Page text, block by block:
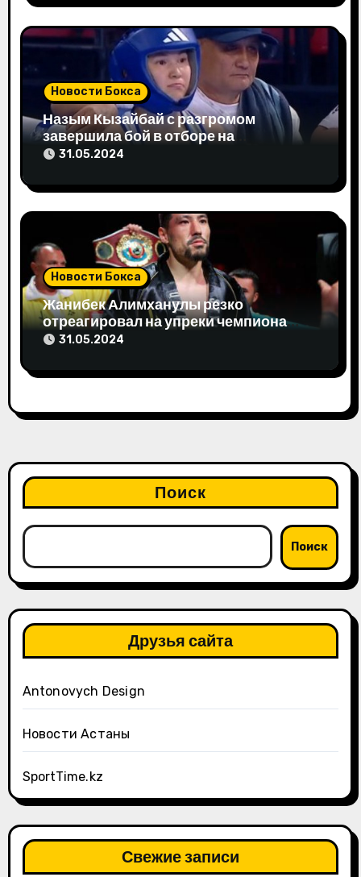
с
я
м
Новости Бокса
Назым Кызайбай с разгромом
завершила бой в отборе на
Олимпиаду-2024
31.05.2024
Новости Бокса
Жанибек Алимханулы резко
отреагировал на упреки чемпиона
мира
31.05.2024
Поиск
Поиск
Друзья сайта
Antonovych Design
Новости Астаны
SportTime.kz
Свежие записи